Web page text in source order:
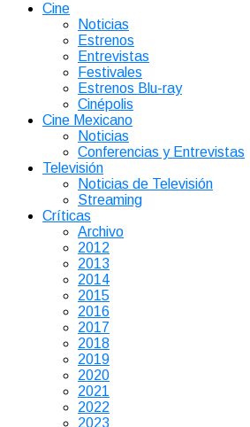
Cine
Noticias
Estrenos
Entrevistas
Festivales
Estrenos Blu-ray
Cinépolis
Cine Mexicano
Noticias
Conferencias y Entrevistas
Televisión
Noticias de Televisión
Streaming
Críticas
Archivo
2012
2013
2014
2015
2016
2017
2018
2019
2020
2021
2022
2023